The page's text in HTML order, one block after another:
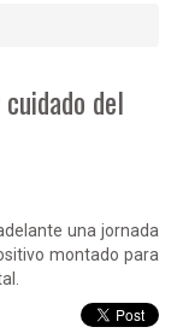
del
una jornada
montado para